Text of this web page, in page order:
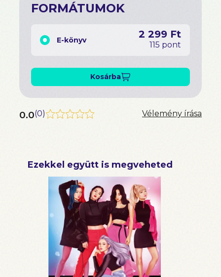
FORMÁTUMOK
E-könyv 2 299 Ft
115 pont
Kosárba
0.0(0) Vélemény írása
Ezekkel együtt is megveheted